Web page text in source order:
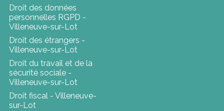
Droit des données
personnelles RGPD -
Villeneuve-sur-Lot
Droit des étrangers -
Villeneuve-sur-Lot
Droit du travail et de la
sécurité sociale -
Villeneuve-sur-Lot
Droit fiscal - Villeneuve-
sur-Lot